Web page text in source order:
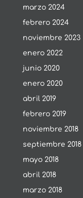
marzo 2024
febrero 2024
noviembre 2023
enero 2022
junio 2020
enero 2020
abril 2019
febrero 2019
noviembre 2018
septiembre 2018
mayo 2018
abril 2018
marzo 2018